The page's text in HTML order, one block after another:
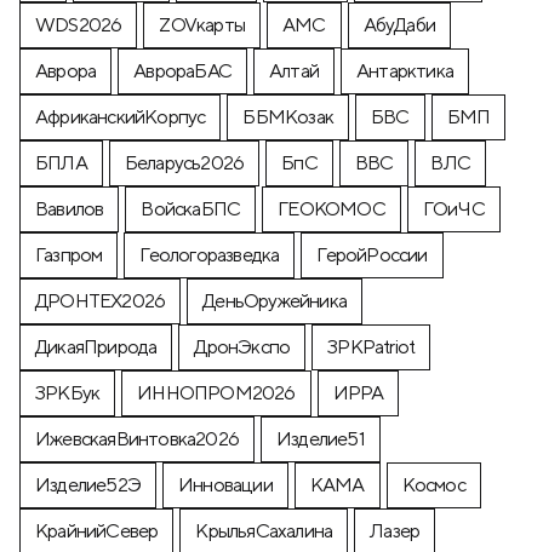
WDS2026
ZOVкарты АМС
АбуДаби
Аврора
АврораБАС Алтай
Антарктика
АфриканскийКорпус
ББМКозак БВС
БМП
БПЛА
Беларусь2026 БпС ВВС
ВЛС
Вавилов
ВойскаБПС ГЕОКОМОС
ГОиЧС
Газпром
Геологоразведка
ГеройРоссии
ДРОНТЕХ2026
ДеньОружейника
ДикаяПрирода
ДронЭкспо
ЗРКPatriot
ЗРКБук
ИННОПРОМ2026
ИРРА
ИжевскаяВинтовка2026
Изделие51
Изделие52Э
Инновации КАМА
Космос
КрайнийСевер
КрыльяСахалина Лазер